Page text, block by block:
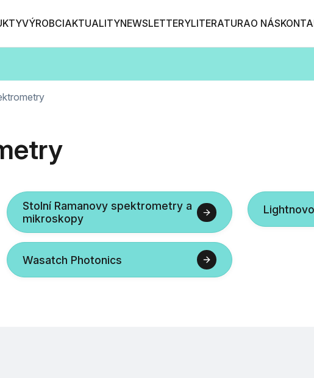
VÝROBCI AKTUALITYNEWSLETTERYLITERATURAO NÁS
Stolní Ramanovy spektrometry a
mikroskopy
Lightnovo
Wasatch Photonics